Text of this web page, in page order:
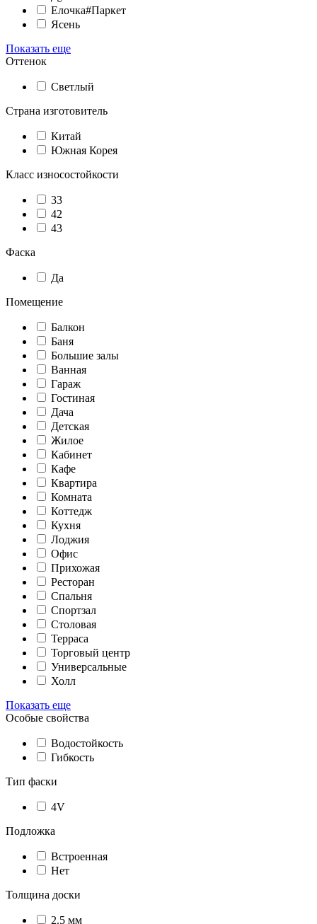
Елочка#Паркет
Ясень
Показать еще
Оттенок
Светлый
Страна изготовитель
Китай
Южная Корея
Класс износостойкости
33
42
43
Фаска
Да
Помещение
Балкон
Баня
Большие залы
Ванная
Гараж
Гостиная
Дача
Детская
Жилое
Кабинет
Кафе
Квартира
Комната
Коттедж
Кухня
Лоджия
Офис
Прихожая
Ресторан
Спальня
Спортзал
Столовая
Терраса
Торговый центр
Универсальные
Холл
Показать еще
Особые свойства
Водостойкость
Гибкость
Тип фаски
4V
Подложка
Встроенная
Нет
Толщина доски
2.5 мм